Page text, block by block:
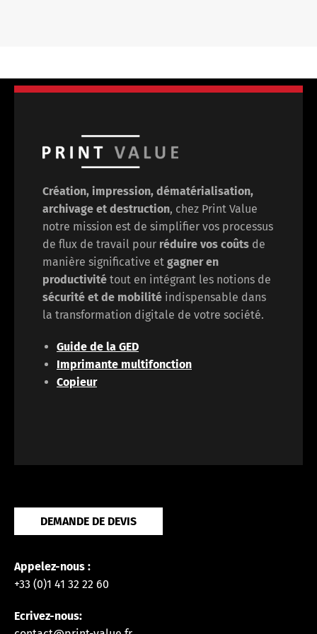
Création, impression, dématérialisation,
archivage et destruction, chez Print Value
notre mission est de simplifier vos processus
de flux de travail pour réduire vos coûts de
manière significative et gagner en
productivité tout en intégrant les notions de
sécurité et de mobilité indispensable dans
la transformation digitale de votre société.
Guide de la GED
Imprimante multifonction
Copieur
DEMANDE DE DEVIS
Appelez-nous :
+33 (0)1 41 32 22 60
Ecrivez-nous: